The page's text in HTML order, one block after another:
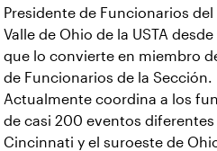
Presidente de Funcionarios del
Valle de Ohio de la USTA desde
que lo convierte en miembro
de Funcionarios de la Sección.
Actualmente coordina a los
de casi 200 eventos diferentes
Cincinnati y el suroeste de